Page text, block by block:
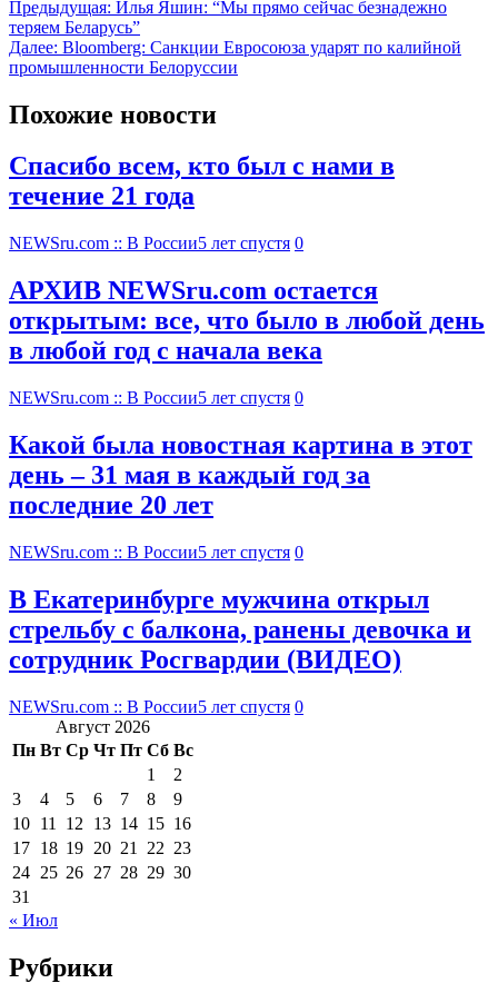
Предыдущая: Илья Яшин: “Мы прямо сейчас безнадежно
теряем Беларусь”
Далее: Bloomberg: Санкции Евросоюза ударят по калийной
промышленности Белоруссии
Похожие новости
Спасибо всем, кто был с нами в
течение 21 года
NEWSru.com :: В России5 лет спустя 0
АРХИВ NEWSru.com остается
открытым: все, что было в любой день
в любой год с начала века
NEWSru.com :: В России5 лет спустя 0
Какой была новостная картина в этот
день – 31 мая в каждый год за
последние 20 лет
NEWSru.com :: В России5 лет спустя 0
В Екатеринбурге мужчина открыл
стрельбу с балкона, ранены девочка и
сотрудник Росгвардии (ВИДЕО)
NEWSru.com :: В России5 лет спустя 0
Август 2026
Пн Вт Ср Чт Пт Сб Вс
1
2
3
4 5 6 7 8
9
10 11 12 13 14 15 16
17 18 19 20 21 22 23
24 25 26 27 28 29 30
31
« Июл
Рубрики